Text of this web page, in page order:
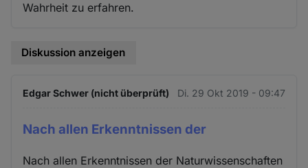
Wahrheit zu erfahren.
Diskussion anzeigen
Edgar Schwer (nicht überprüft) Di. 29 Okt 2019 - 09:47
Nach allen Erkenntnissen der
Nach allen Erkenntnissen der Naturwissenschaften